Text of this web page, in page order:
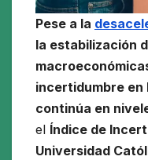
Pese a la
la estabilización
incertidumbre en
continúa en
el Índice de
Universidad